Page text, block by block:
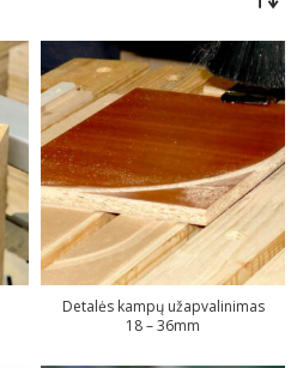
Detalės kampų užapvalinimas
18 – 36mm